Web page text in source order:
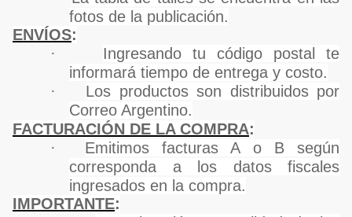
fotos de la publicación.
ENVÍOS:
·
Ingresando tu código postal te
informará tiempo de entrega y costo.
·
Los productos son distribuidos por
Correo Argentino.
FACTURACIÓN DE LA COMPRA:
·
Emitimos facturas A o B según
corresponda a los datos fiscales
ingresados en la compra.
IMPORTANTE: